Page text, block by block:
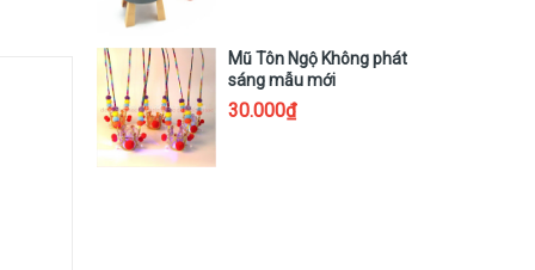
Mũ Tôn Ngộ Không phát
sáng mẫu mới
30.000₫